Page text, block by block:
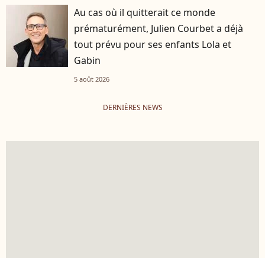
Au cas où il quitterait ce monde
prématurément, Julien Courbet a déjà
tout prévu pour ses enfants Lola et
Gabin
5 août 2026
DERNIÈRES NEWS